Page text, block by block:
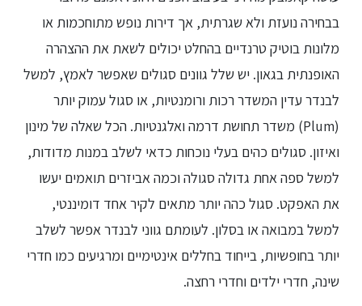
בבחירה נועזת ולא שגרתית, אך דירות נופש מתוחכמות או
מלונות בוטיק טרנדיים בהחלט יכולים לשאת את ההצהרה
האופנתית בגאון. יש שלל גוונים סגולים שאפשר לאמץ, למשל
לבנדר עדין המשדר רכות ורומנטיות, או סגול עמוק יותר
(Plum) משדר תחושת דרמה ואלגנטיות. הכל שאלה של מינון
ואיזון. סגולים כהים בעלי נוכחות כדאי לשלב במנות מדודות,
למשל ספה אחת גדולה סגולה וכמה אביזרים תואמים יעשו
את האפקט. סגול כהה יותר מתאים לקיר אחד דומיננטי,
למשל במבואה או בסלון. לעומתם גווני לבנדר אפשר לשלב
יותר בחופשיות, בייחוד בחללים אינטימיים ומרגיעים כמו חדרי
שינה, חדרי ילדים וחדרי רחצה.